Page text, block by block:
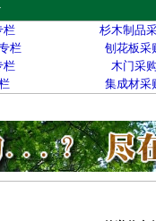
栏
杉木制品
栏
刨花板采
栏
木门采
集成材采